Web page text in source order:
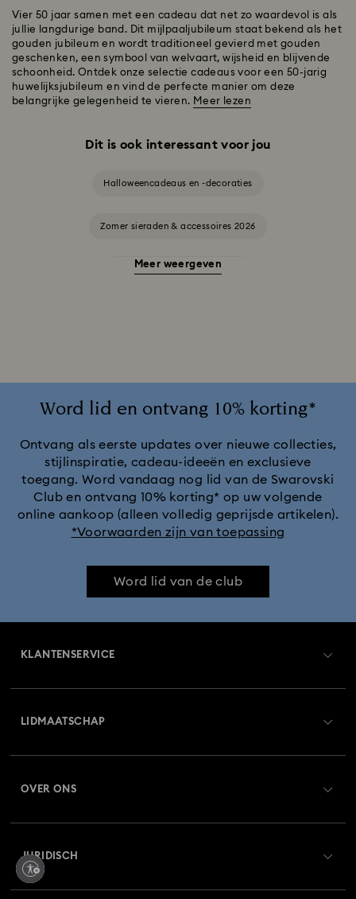
Vier 50 jaar samen met een cadeau dat net zo waardevol is als
jullie langdurige band. Dit mijlpaaljubileum staat bekend als het
gouden jubileum en wordt traditioneel gevierd met gouden
geschenken, een symbool van welvaart, wijsheid en blijvende
schoonheid. Ontdek onze selectie cadeaus voor een 50-jarig
huwelijksjubileum en vind de perfecte manier om deze
belangrijke gelegenheid te vieren. Meer lezen
Dit is ook interessant voor jou
Halloweencadeaus en -decoraties
Zomer sieraden & accessoires 2026
Alice in Wonderland-collectie
Collectie Black Panther-figuren en -sieraden
Collectie Captain Marvel-figuren en -sieraden
Collectie Hulk-figuren en -sieraden
Collectie Mickey Mouse-figuurtjes en -sieraden
Collectie Zodiac-armbanden
Meer weergeven
Word lid en ontvang 10% korting*
Ontvang als eerste updates over nieuwe collecties,
stijlinspiratie, cadeau-ideeën en exclusieve
toegang. Word vandaag nog lid van de Swarovski
Club en ontvang 10% korting* op uw volgende
online aankoop (alleen volledig geprijsde artikelen).
*Voorwaarden zijn van toepassing
Word lid van de club
KLANTENSERVICE
Retourneren en ruilen
Reparatiestatus
LIDMAATSCHAP
OVER ONS
Vacatures & Carrière
JURIDISCH